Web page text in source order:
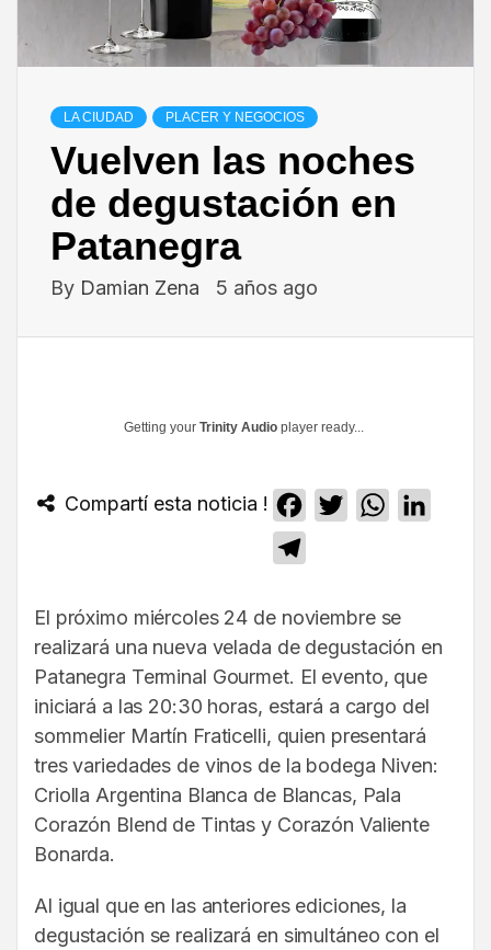
LA CIUDAD PLACER Y NEGOCIOS
Vuelven las noches
de degustación en
Patanegra
By Damian Zena 5 años ago
Getting your Trinity Audio player ready...
Compartí esta noticia ! Facebook
TwitterWhatsApp
El próximo miércoles 24 de noviembre se
realizará una nueva velada de degustación en
Patanegra Terminal Gourmet. El evento, que
iniciará a las 20:30 horas, estará a cargo del
sommelier Martín Fraticelli, quien presentará
tres variedades de vinos de la bodega Niven:
Criolla Argentina Blanca de Blancas, Pala
Corazón Blend de Tintas y Corazón Valiente
Bonarda.
Al igual que en las anteriores ediciones, la
degustación se realizará en simultáneo con el